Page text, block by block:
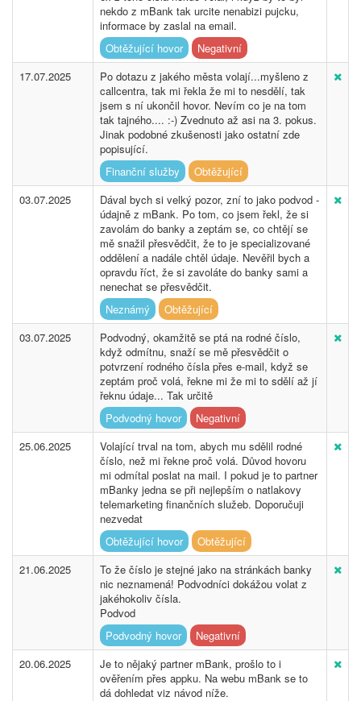
nekdo z mBank tak urcite nenabizi pujcku,
informace by zaslal na email.
Obtěžující hovor
Negativní
17.07.2025
Po dotazu z jakého města volají...myšleno z
callcentra, tak mi řekla že mi to nesdělí, tak
jsem s ní ukončil hovor. Nevím co je na tom
tak tajného.... :-) Zvednuto až asi na 3. pokus.
Jinak podobné zkušenosti jako ostatní zde
popisující.
Finanční služby
Obtěžující
03.07.2025
Dával bych si velký pozor, zní to jako podvod -
údajně z mBank. Po tom, co jsem řekl, že si
zavolám do banky a zeptám se, co chtějí se
mě snažil přesvědčit, že to je specializované
oddělení a nadále chtěl údaje. Nevěřil bych a
opravdu říct, že si zavoláte do banky sami a
nenechat se přesvědčit.
Neznámý
Obtěžující
03.07.2025
Podvodný, okamžitě se ptá na rodné číslo,
když odmítnu, snaží se mě přesvědčit o
potvrzení rodného čísla přes e-mail, když se
zeptám proč volá, řekne mi že mi to sdělí až jí
řeknu údaje... Tak určitě
Podvodný hovor
Negativní
25.06.2025
Volající trval na tom, abych mu sdělil rodné
číslo, než mi řekne proč volá. Důvod hovoru
mi odmítal poslat na mail. I pokud je to partner
mBanky jedna se při nejlepším o natlakovy
telemarketing finančních služeb. Doporučuji
nezvedat
Obtěžující hovor
Obtěžující
21.06.2025
To že číslo je stejné jako na stránkách banky
nic neznamená! Podvodníci dokážou volat z
jakéhokoliv čísla.
Podvod
Podvodný hovor
Negativní
20.06.2025
Je to nějaký partner mBank, prošlo to i
ověřením přes appku. Na webu mBank se to
dá dohledat viz návod níže.